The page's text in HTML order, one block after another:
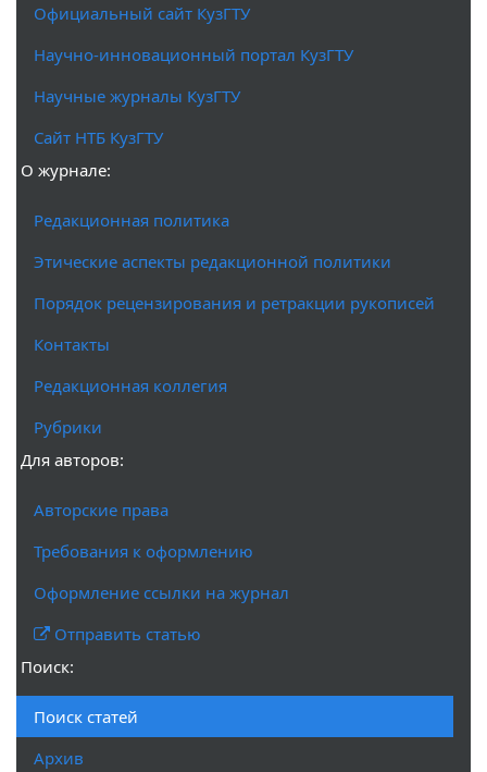
Официальный сайт КузГТУ
Научно-инновационный портал КузГТУ
Научные журналы КузГТУ
Сайт НТБ КузГТУ
О журнале:
Редакционная политика
Этические аспекты редакционной политики
Порядок рецензирования и ретракции рукописей
Контакты
Редакционная коллегия
Рубрики
Для авторов:
Авторские права
Требования к оформлению
Оформление ссылки на журнал
Отправить статью
Поиск:
Поиск статей
Архив